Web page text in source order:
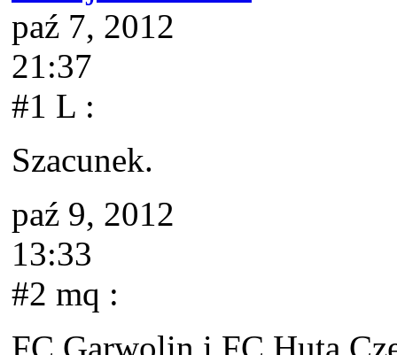
paź 7, 2012
21:37
#1 L :
Szacunek.
paź 9, 2012
13:33
#2 mq :
FC Garwolin i FC Huta